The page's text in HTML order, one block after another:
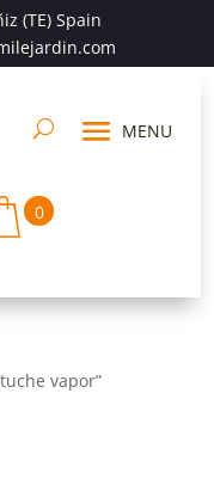
(TE) Spain
0
vapor”